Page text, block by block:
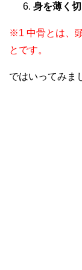
身を薄く切
※1 中骨とは、
とです。
ではいってみま